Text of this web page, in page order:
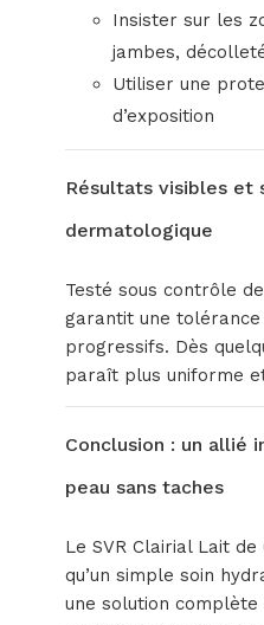
Insister sur les
jambes,
Utiliser une
d’exposition
Résultats visibles et
dermatologique
Testé sous contrôle
garantit une
progressifs. Dès
paraît plus uniforme
Conclusion : un allié
peau sans taches
Le SVR Clairial Lait
qu’un simple soin
une solution